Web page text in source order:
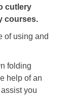
cutlery
courses.
of using and
folding
help of an
you